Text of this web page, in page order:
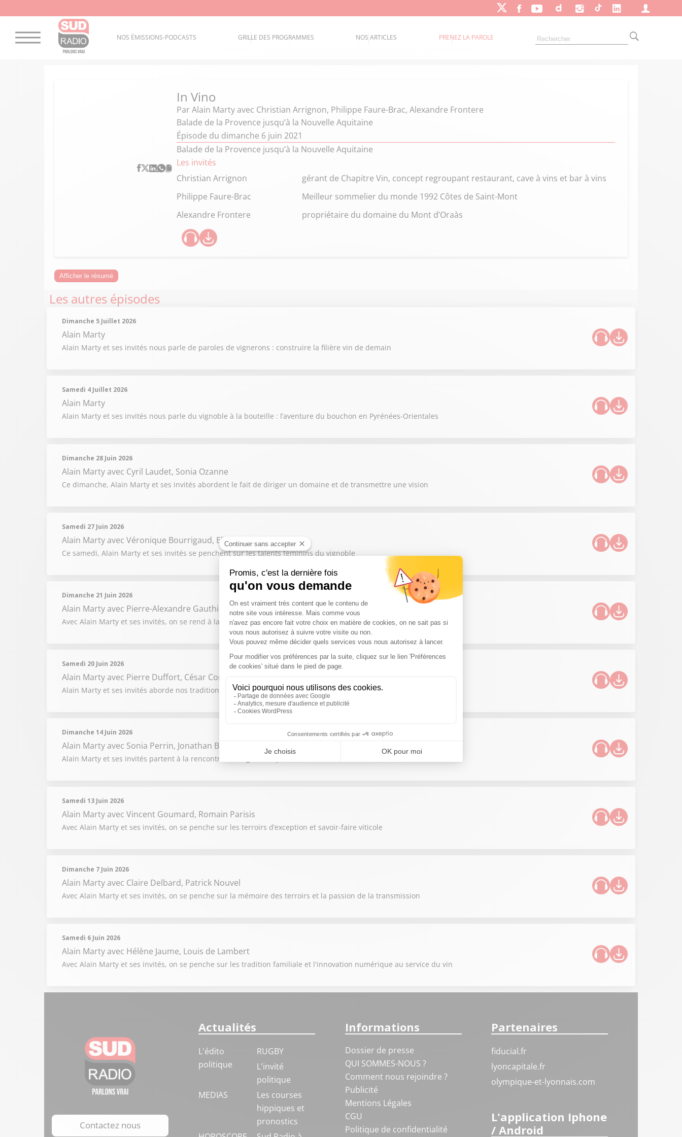
NOS ÉMISSIONS-PODCASTS GRILLE DES PROGRAMMES NOS ARTICLES PRENEZ LA PAROLE
In Vino
Par Alain Martyavec Christian Arrignon, Philippe Faure-Brac, Alexandre Frontere
Balade de la Provence jusqu’à la Nouvelle Aquitaine
Épisode du dimanche 6 juin 2021
Balade de la Provence jusqu’à la Nouvelle Aquitaine
Les invités
Christian Arrignon
gérant de Chapitre Vin, concept regroupant restaurant, cave à vins et bar à vins
Philippe Faure-Brac
Meilleur sommelier du monde 1992 Côtes de Saint-Mont
Alexandre Frontere
propriétaire du domaine du Mont d’Oraàs
Afficher le résumé
Les autres épisodes
Dimanche 5 Juillet 2026
Alain Marty
Alain Marty et ses invités nous parle de paroles de vignerons : construire la filière vin de demain
Samedi 4 Juillet 2026
Alain Marty
Alain Marty et ses invités nous parle du vignoble à la bouteille : l’aventure du bouchon en Pyrénées-Orientales
Dimanche 28 Juin 2026
Alain Martyavec Cyril Laudet, Sonia Ozanne
Ce dimanche, Alain Marty et ses invités abordent le fait de diriger un domaine et de transmettre une vision
Samedi 27 Juin 2026
Alain Martyavec Véronique Bourrigaud, Elise Gaillard
Ce samedi, Alain Marty et ses invités se penchent sur les talents féminins du vignoble
Dimanche 21 Juin 2026
Alain Martyavec Pierre-Alexandre Gauthier, Cathy Collart-Geiger
Avec Alain Marty et ses invités, on se rend à la rencontre des terroirs et des traditions viticoles
Samedi 20 Juin 2026
Alain Martyavec Pierre Duffort, César Compadre
Alain Marty et ses invités aborde nos traditions viticoles et les nouveaux horizons
Dimanche 14 Juin 2026
Alain Martyavec Sonia Perrin, Jonathan Brunot
Alain Marty et ses invités partent à la rencontre des vignerons passionnés
Samedi 13 Juin 2026
Alain Martyavec Vincent Goumard, Romain Parisis
Avec Alain Marty et ses invités, on se penche sur les terroirs d’exception et savoir-faire viticole
Dimanche 7 Juin 2026
Alain Martyavec Claire Delbard, Patrick Nouvel
Avec Alain Marty et ses invités, on se penche sur la mémoire des terroirs et la passion de la transmission
Samedi 6 Juin 2026
Alain Martyavec Hélène Jaume, Louis de Lambert
Avec Alain Marty et ses invités, on se penche sur les tradition familiale et l'innovation numérique au service du vin
Contactez nous
Actualités
L'édito
politique
RUGBY
L'invité
politique
MEDIAS
Les courses
hippiques et
pronostics
Informations
Dossier de presse
QUI SOMMES-NOUS ?
Comment nous rejoindre ?
Publicité
Mentions Légales
CGU
Politique de confidentialité
Partenaires
fiducial.fr
lyoncapitale.fr
olympique-et-lyonnais.com
L'application Iphone
/ Android